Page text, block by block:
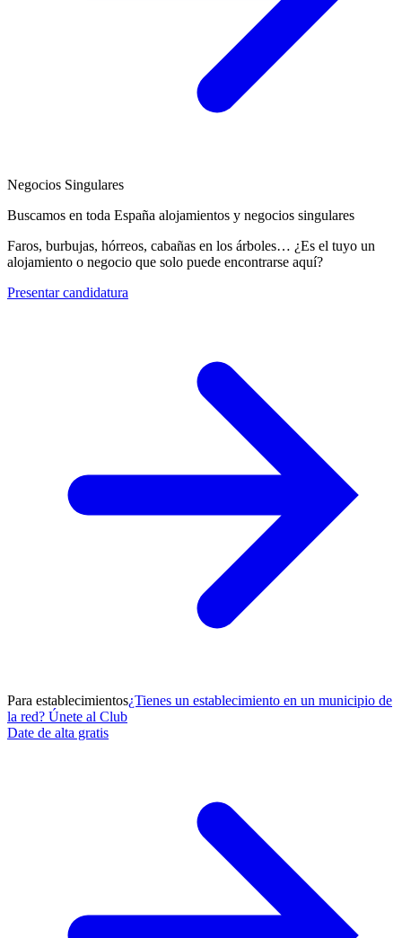
Negocios Singulares
Buscamos en toda España alojamientos y negocios singulares
Faros, burbujas, hórreos, cabañas en los árboles… ¿Es el tuyo un
alojamiento o negocio que solo puede encontrarse aquí?
Presentar candidatura
Para establecimientos¿Tienes un establecimiento en un municipio de
la red? Únete al Club
Date de alta gratis